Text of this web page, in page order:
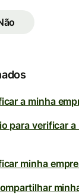
a minha
para verificar
minha